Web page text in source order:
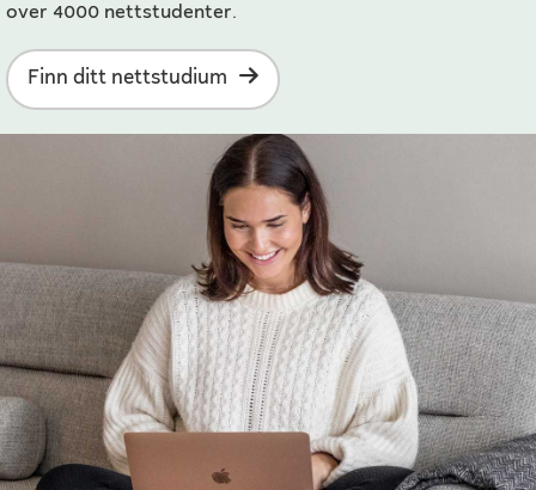
over 4000 nettstudenter.
Finn ditt nettstudium